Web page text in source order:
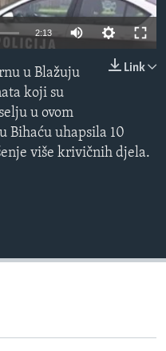
2:13
Link
u Blažuju
koji su
u ovom
Bihaću uhapsila 10
više krivičnih djela.